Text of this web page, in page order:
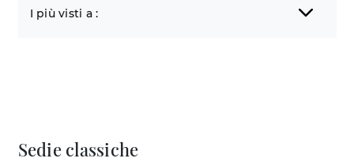
I più visti a :
Sedie classiche